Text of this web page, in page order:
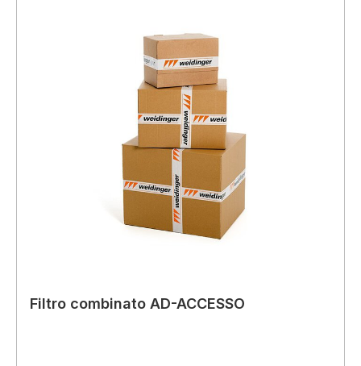
Filtro combinato AD-ACCESSO